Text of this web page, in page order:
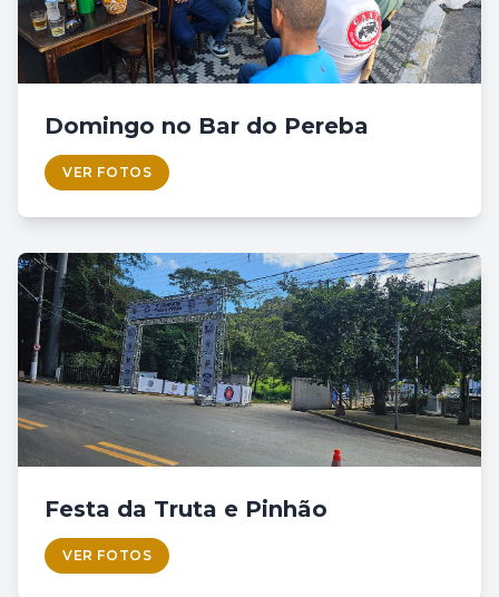
Domingo no Bar do Pereba
VER FOTOS
Festa da Truta e Pinhão
VER FOTOS